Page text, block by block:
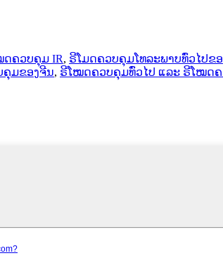
ດຄວບຄຸມ IR, ຣີໂມດຄວບຄຸມໂທລະພາບທົ່ວໄປຂ
ຄຸມຂອງຈີນ, ຣີໂໝດຄວບຄຸມທົ່ວໄປ ແລະ ຣີໂໝດ